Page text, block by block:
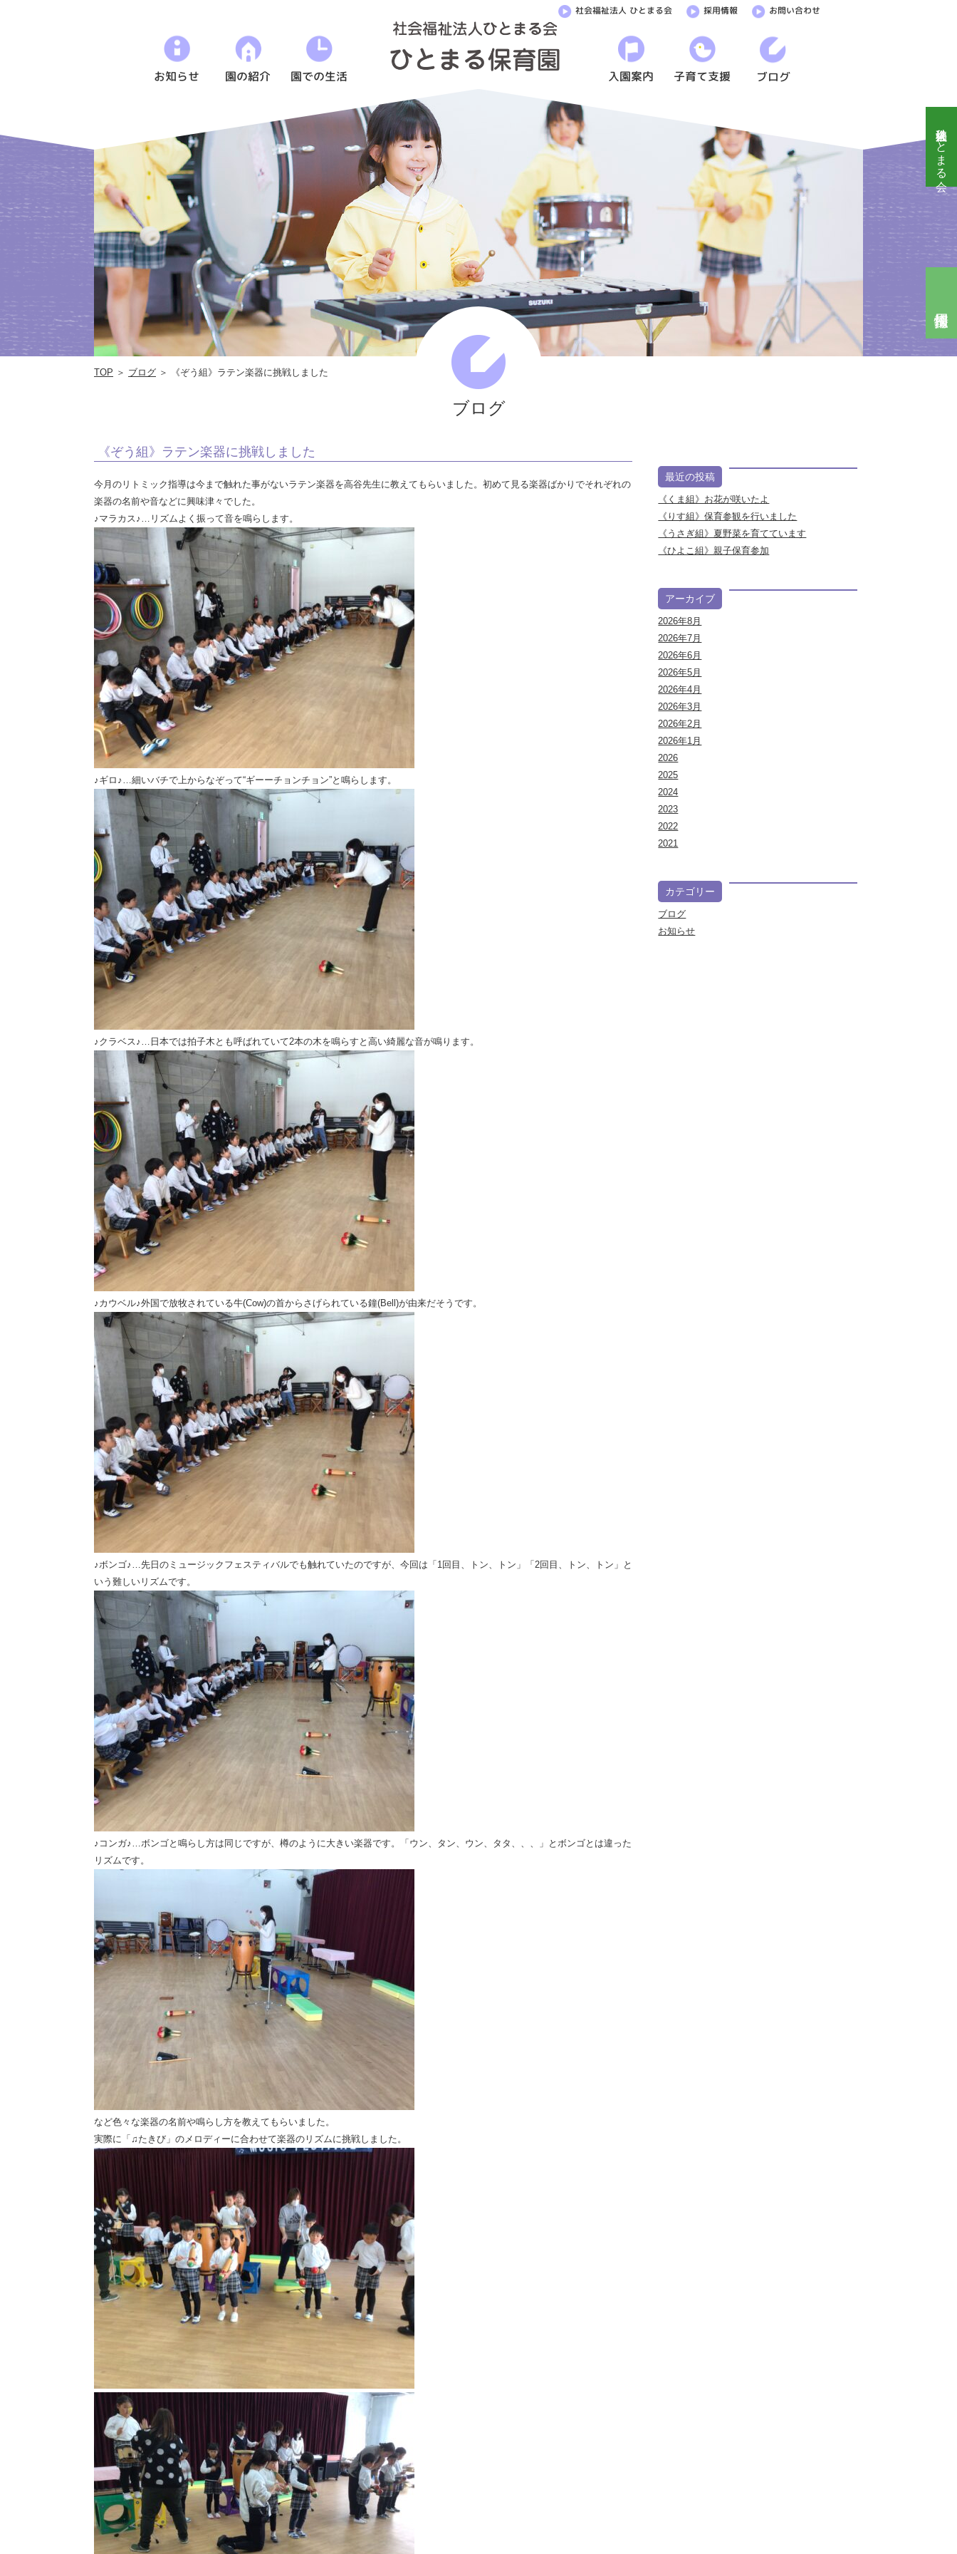
《ぞ
う
組》
に
挑
戦
し
ま
た
|
社
会
祉
法
社会福祉法人 ひとまる会 採用情報 お問い合わせ
お知らせ 園の紹介 園での生活 入園案内 子育て支援 ブログ
社会福祉法人ひとまる会
ブログ
TOP ＞ ブログ ＞ 《ぞう組》ラテン楽器に挑戦しました
《ぞう組》ラテン楽器に挑戦しました
今月のリトミック指導は今まで触れた事がないラテン楽器を高谷先生に教えてもらいました。初めて見る楽器ばかりでそれぞれの
楽器の名前や音などに興味津々でした。
♪マラカス♪…リズムよく振って音を鳴らします。
♪ギロ♪…細いバチで上からなぞって“ギーーチョンチョン”と鳴らします。
♪クラベス♪…日本では拍子木とも呼ばれていて2本の木を鳴らすと高い綺麗な音が鳴ります。
♪カウベル♪外国で放牧されている牛(Cow)の首からさげられている鐘(Bell)が由来だそうです。
♪ボンゴ♪…先日のミュージックフェスティバルでも触れていたのですが、今回は「1回目、トン、トン」「2回目、トン、トン」と
いう難しいリズムです。
♪コンガ♪…ボンゴと鳴らし方は同じですが、樽のように大きい楽器です。「ウン、タン、ウン、タタ、、、」とボンゴとは違った
リズムです。
など色々な楽器の名前や鳴らし方を教えてもらいました。
実際に「♫たきび」のメロディーに合わせて楽器のリズムに挑戦しました。
最近の投稿
《くま組》お花が咲いたよ
《りす組》保育参観を行いました
《うさぎ組》夏野菜を育てています
《ひよこ組》親子保育参加
アーカイブ
2026年8月
2026年7月
2026年6月
2026年5月
2026年4月
2026年3月
2026年2月
2026年1月
2026
2025
2024
2023
2022
2021
カテゴリー
ブログ
お知らせ